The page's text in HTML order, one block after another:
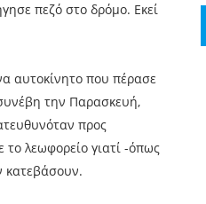
πεζό στο δρόμο. Εκεί
αυτοκίνητο που πέρασε
την Παρασκευή,
προς
το λεωφορείο γιατί -όπως
κατεβάσουν.